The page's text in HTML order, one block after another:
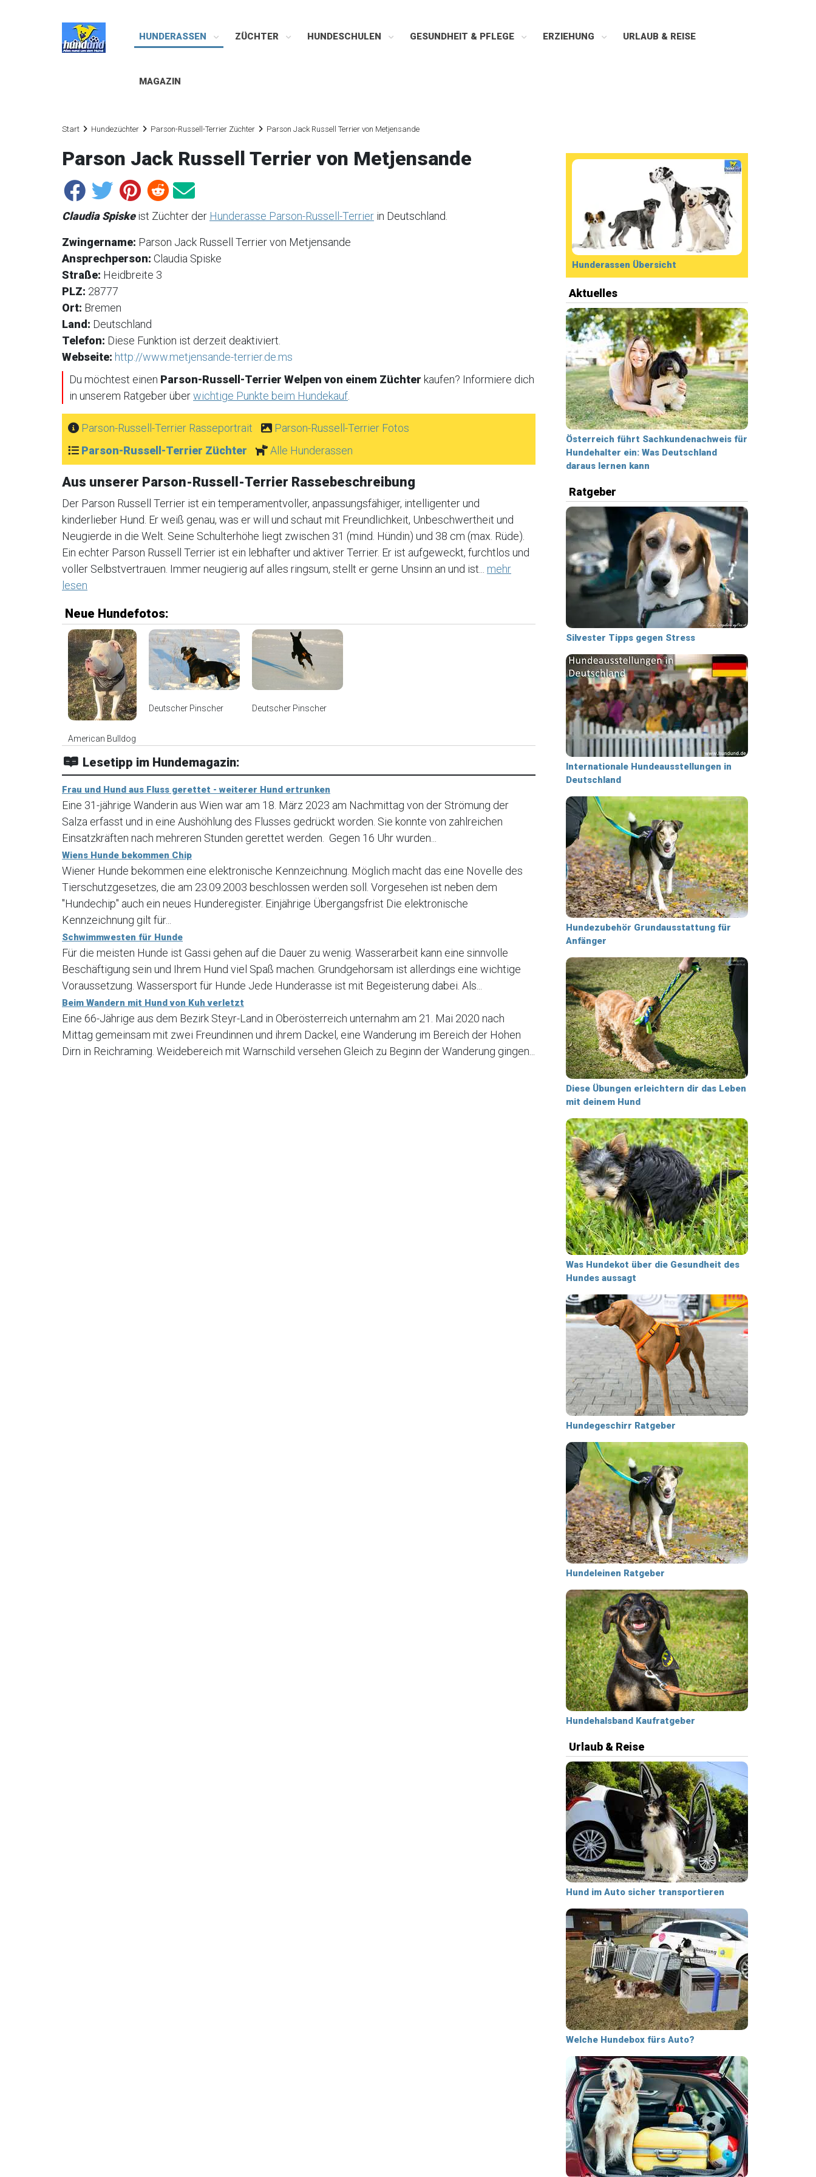
HUNDERASSEN ZÜCHTER HUNDESCHULEN GESUNDHEIT & PFLEGE ERZIEHUNG URLAUB & REISE
MAGAZIN
Start Hundezüchter Parson-Russell-Terrier Züchter Parson Jack Russell Terrier von Metjensande
Parson Jack Russell Terrier von Metjensande
Claudia Spiskeist Züchter der Hunderasse Parson-Russell-Terrier in Deutschland.
Zwingername: Parson Jack Russell Terrier von Metjensande
Ansprechperson: Claudia Spiske
Straße: Heidbreite 3
PLZ: 28777
Ort: Bremen
Land: Deutschland
Telefon: Diese Funktion ist derzeit deaktiviert.
Webseite: http://www.metjensande-terrier.de.ms
Du möchtest einen Parson-Russell-Terrier Welpen von einem Züchter kaufen? Informiere dich
in unserem Ratgeber überwichtige Punkte beim Hundekauf
Parson-Russell-Terrier Rasseportrait
Parson-Russell-Terrier Fotos
Parson-Russell-Terrier Züchter
Alle Hunderassen
Aus unserer Parson-Russell-Terrier Rassebeschreibung
Der Parson Russell Terrier ist ein temperamentvoller, anpassungsfähiger, intelligenter und
kinderlieber Hund. Er weiß genau, was er will und schaut mit Freundlichkeit, Unbeschwertheit und
Neugierde in die Welt. Seine Schulterhöhe liegt zwischen 31 (mind. Hündin) und 38 cm (max. Rüde).
Ein echter Parson Russell Terrier ist ein lebhafter und aktiver Terrier. Er ist aufgeweckt, furchtlos und
voller Selbstvertrauen. Immer neugierig auf alles ringsum, stellt er gerne Unsinn an und ist... mehr
lesen
Neue Hundefotos:
American Bulldog
Deutscher Pinscher Deutscher Pinscher
Lesetipp im Hundemagazin:
Frau und Hund aus Fluss gerettet - weiterer Hund ertrunken
Eine 31-jährige Wanderin aus Wien war am 18. März 2023 am Nachmittag von der Strömung der
Salza erfasst und in eine Aushöhlung des Flusses gedrückt worden. Sie konnte von zahlreichen
Einsatzkräften nach mehreren Stunden gerettet werden. Gegen 16 Uhr wurden...
Wiens Hunde bekommen Chip
Wiener Hunde bekommen eine elektronische Kennzeichnung. Möglich macht das eine Novelle des
Tierschutzgesetzes, die am 23.09.2003 beschlossen werden soll. Vorgesehen ist neben dem
"Hundechip" auch ein neues Hunderegister. Einjährige Übergangsfrist Die elektronische
Kennzeichnung gilt für...
Schwimmwesten für Hunde
Für die meisten Hunde ist Gassi gehen auf die Dauer zu wenig. Wasserarbeit kann eine sinnvolle
Beschäftigung sein und Ihrem Hund viel Spaß machen. Grundgehorsam ist allerdings eine wichtige
Voraussetzung. Wassersport für Hunde Jede Hunderasse ist mit Begeisterung dabei. Als...
Beim Wandern mit Hund von Kuh verletzt
Eine 66-Jährige aus dem Bezirk Steyr-Land in Oberösterreich unternahm am 21. Mai 2020 nach
Mittag gemeinsam mit zwei Freundinnen und ihrem Dackel, eine Wanderung im Bereich der Hohen
Dirn in Reichraming. Weidebereich mit Warnschild versehen Gleich zu Beginn der Wanderung gingen...
Hunderassen Übersicht
Aktuelles
Österreich führt Sachkundenachweis für
Hundehalter ein: Was Deutschland
daraus lernen kann
Ratgeber
Silvester Tipps gegen Stress
Internationale Hundeausstellungen in
Deutschland
Hundezubehör Grundausstattung für
Anfänger
Diese Übungen erleichtern dir das Leben
mit deinem Hund
Was Hundekot über die Gesundheit des
Hundes aussagt
Hundegeschirr Ratgeber
Hundeleinen Ratgeber
Hundehalsband Kaufratgeber
Urlaub & Reise
Hund im Auto sicher transportieren
Welche Hundebox fürs Auto?